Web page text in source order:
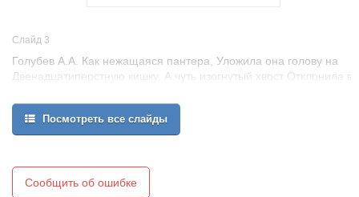
Слайд 3
Голубев А.А. Как нежащаяся пантера, Уложила она голову на
Двенадцатиперстную кишку, А чуть изогнутый хвост Отклонила в
неожиданно при болезни Может нанести непоправимый вред,
Так и поджелудочная железа:
Посмотреть все слайды
Сообщить об ошибке